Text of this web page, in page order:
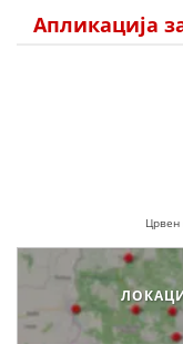
Апликација
Црвен